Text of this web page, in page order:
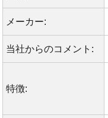
メーカー:
当社からのコメント:
特徴: